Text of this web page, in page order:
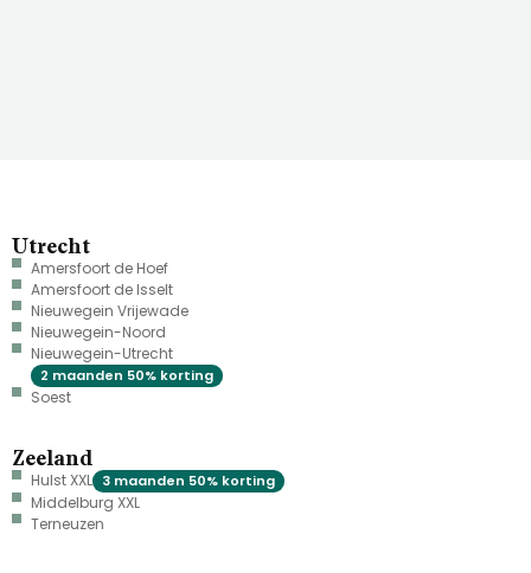
Utrecht
Amersfoort de Hoef
Amersfoort de Isselt
Nieuwegein Vrijewade
Nieuwegein-Noord
Nieuwegein-Utrecht
2 maanden 50% korting
Soest
Zeeland
Hulst XXL 3 maanden 50% korting
Middelburg XXL
Terneuzen